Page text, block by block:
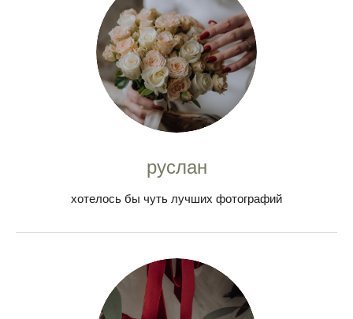
руслан
хотелось бы чуть лучших фотографий